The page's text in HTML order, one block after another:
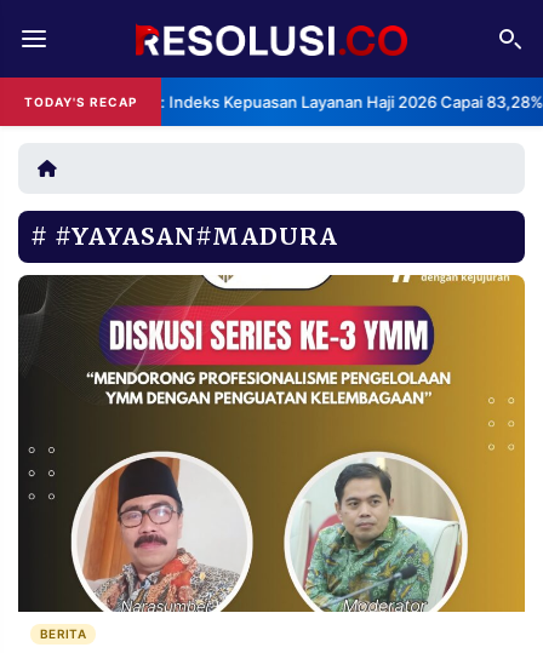
TODAY'S RECAPBPS: Indeks Kepuasan Layanan Haji 2026 Capai
REDAKSI TENTANG
RESOLUSI IKLAN
RUBRIKASI
EDITORIAL AKSARA
FINANSIA PERSONA
DAERAH NASIONAL
INFORMASI
PRIVACY
POLICY
BERITA
WARGA
INFORMASI
IKLAN
KIRIM
#YAYASAN#MADURA
BERITA